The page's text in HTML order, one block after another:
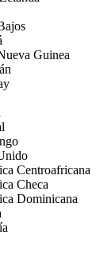
Guinea
Centroafricana
Checa
Dominicana